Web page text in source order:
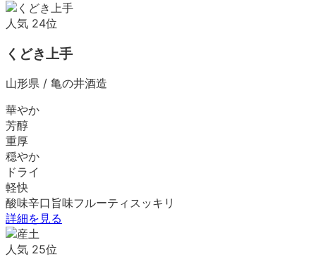
人気 24位
くどき上手
山形県 / 亀の井酒造
華やか
芳醇
重厚
穏やか
ドライ
軽快
酸味辛口 旨味フルーティ スッキリ
詳細を見る
人気 25位